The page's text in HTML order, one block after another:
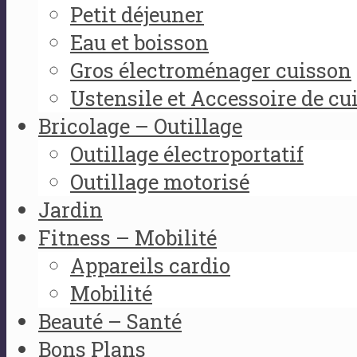
Petit déjeuner
Eau et boisson
Gros électroménager cuisson
Ustensile et Accessoire de
Bricolage – Outillage
Outillage électroportatif
Outillage motorisé
Jardin
Fitness – Mobilité
Appareils cardio
Mobilité
Beauté – Santé
Bons Plans